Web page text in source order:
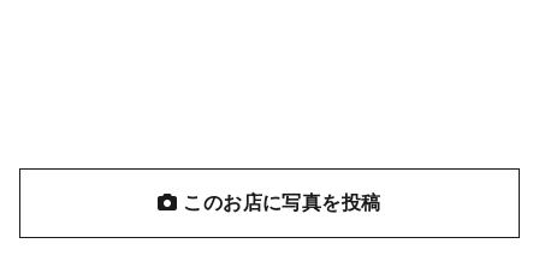
このお店に写真を投稿